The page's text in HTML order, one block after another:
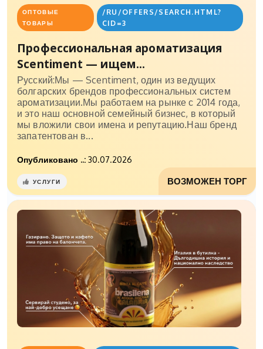
ОПТОВЫЕ
ТОВАРЫ
/RU/OFFERS/SEARCH.HTML?
CID=3
Профессиональная ароматизация
Scentiment — ищем...
Русский:Мы — Scentiment, один из ведущих
болгарских брендов профессиональных систем
ароматизации.Мы работаем на рынке с 2014 года,
и это наш основной семейный бизнес, в который
мы вложили свои имена и репутацию.Наш бренд
запатентован в...
Опубликовано ..: 30.07.2026
ВОЗМОЖЕН ТОРГ
УСЛУГИ